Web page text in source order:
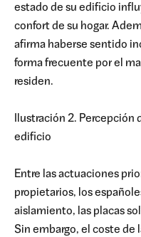
estado de su edificio
confort de su hogar.
afirma haberse sentido
forma frecuente por el
residen.
Ilustración 2. Percepción
edificio
Entre las actuaciones
propietarios, los
aislamiento, las placas
Sin embargo, el coste de